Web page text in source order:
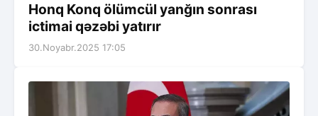
Honq Konq ölümcül yanğın sonrası
ictimai qəzəbi yatırır
30.Noyabr.2025 17:05